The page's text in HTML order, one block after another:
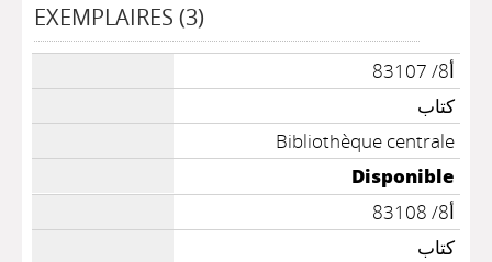
EXEMPLAIRES (3)
أ8/ 83107
كتاب
Bibliothèque centrale
Disponible
أ8/ 83108
كتاب